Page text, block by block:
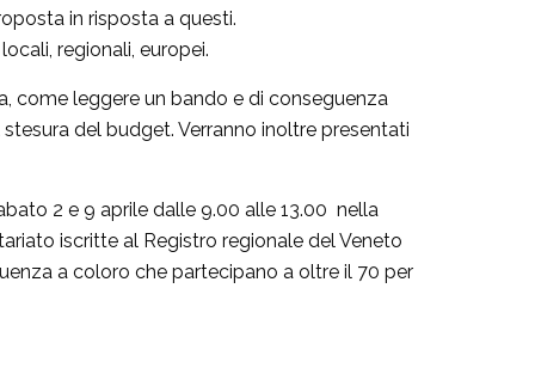
in risposta a questi.
regionali, europei.
come leggere un bando e di conseguenza
del budget. Verranno inoltre presentati
2 e 9 aprile dalle 9.00 alle 13.00 nella
iscritte al Registro regionale del Veneto
a coloro che partecipano a oltre il 70 per